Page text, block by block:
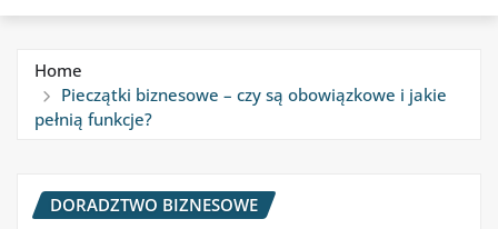
Home
Pieczątki biznesowe – czy są obowiązkowe i jakie
pełnią funkcje?
DORADZTWO BIZNESOWE